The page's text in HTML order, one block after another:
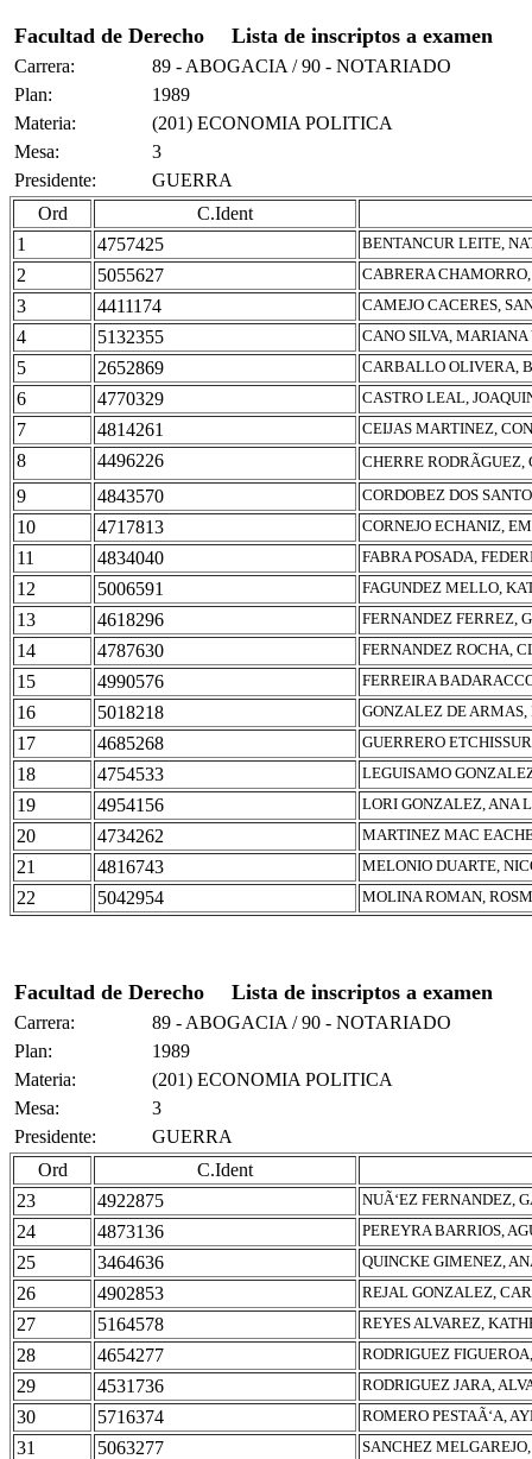
Facultad de Derecho Lista de inscriptos a examen
Carrera:
89 - ABOGACIA / 90 - NOTARIADO
Plan:
1989
Materia:
(201) ECONOMIA POLITICA
Mesa:
3
Presidente:
GUERRA
Ord
C.Ident
1
4757425 BENTANCUR LEITE,
2 5055627 CABRERA
3 4411174 CAMEJO CACERES,
4 5132355 CANO SILVA,
5 2652869 CARBALLO OLIVERA,
6 4770329 CASTRO LEAL,
7 4814261 CEIJAS MARTINEZ,
8 4496226 CHERRE
9 4843570 CORDOBEZ DOS
10 4717813 CORNEJO ECHANIZ,
11 4834040 FABRA POSADA,
12 5006591 FAGUNDEZ MELLO,
13 4618296 FERNANDEZ FERREZ,
14 4787630 FERNANDEZ ROCHA,
15 4990576 FERREIRA
16 5018218 GONZALEZ DE
17 4685268 GUERRERO
18 4754533 LEGUISAMO
19 4954156 LORI GONZALEZ, ANA
20 4734262 MARTINEZ MAC
21 4816743 MELONIO DUARTE,
22 5042954 MOLINA ROMAN,
Facultad de Derecho Lista de inscriptos a examen
Carrera:
89 - ABOGACIA / 90 - NOTARIADO
Plan:
1989
Materia:
(201) ECONOMIA POLITICA
Mesa:
3
Presidente:
GUERRA
Ord
C.Ident
23
4922875 NUÃ‘EZ FERNANDEZ,
24 4873136 PEREYRA BARRIOS,
25 3464636 QUINCKE GIMENEZ,
26 4902853 REJAL GONZALEZ,
27 5164578 REYES ALVAREZ,
28 4654277 RODRIGUEZ
29 4531736 RODRIGUEZ JARA,
30 5716374 ROMERO PESTAÃ‘A,
31 5063277 SANCHEZ